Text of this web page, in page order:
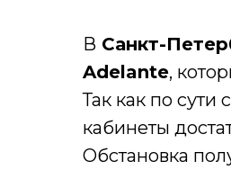
В Санкт-
Adelante,
Так как по
кабинеты
Обстановка